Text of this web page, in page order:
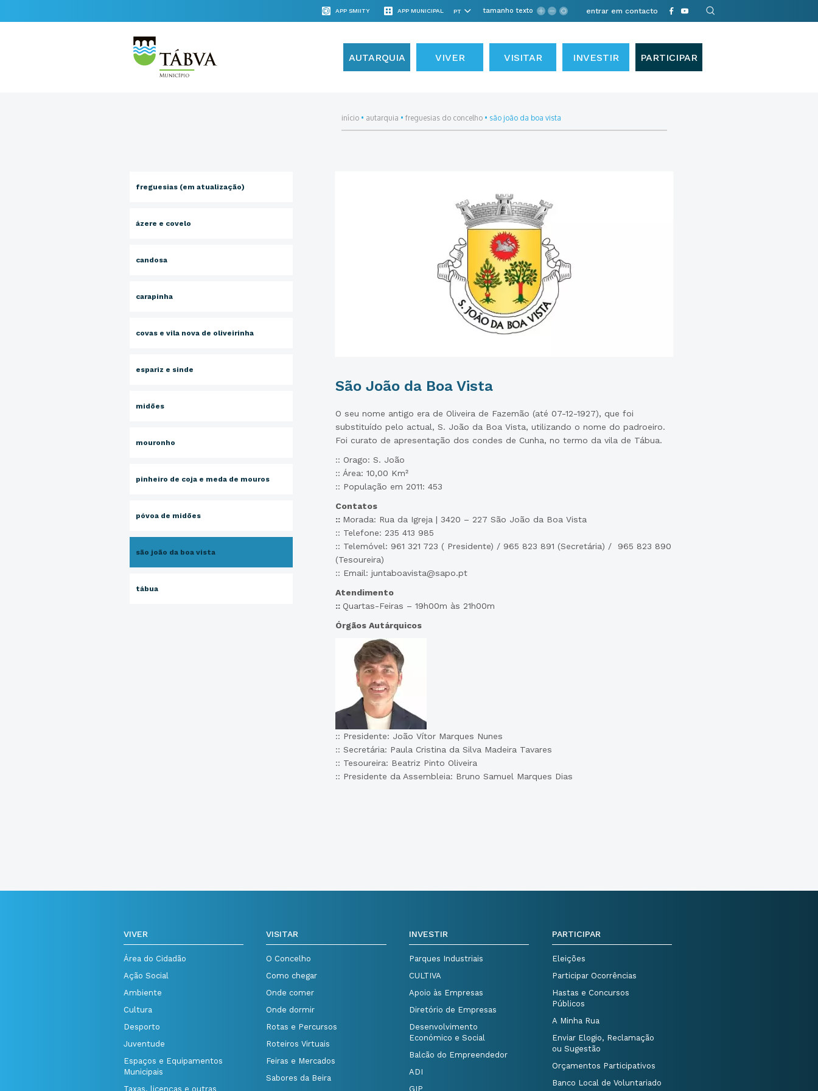
APP SMIITY APP MUNICIPAL tamanho texto entrar em contacto
AUTARQUIA VIVER VISITAR INVESTIR PARTICIPAR
freguesias (em atualização)
ázere e covelo
candosa
carapinha
covas e vila nova de oliveirinha
espariz e sinde
midões
mouronho
pinheiro de coja e meda de mouros
póvoa de midões
são joão da boa vista
tábua
início• autarquia •freguesias do concelho• são joão da boa vista
São João da Boa Vista
O seu nome antigo era de Oliveira de Fazemão (até 07-12-1927), que foi
substituído pelo actual, S. João da Boa Vista, utilizando o nome do padroeiro.
Foi curato de apresentação dos condes de Cunha, no termo da vila de Tábua.
:: Orago: S. João
:: Área: 10,00 Km²
:: População em 2011: 453
Contatos
:: Morada: Rua da Igreja | 3420 – 227 São João da Boa Vista
:: Telefone: 235 413 985
:: Telemóvel: 961 321 723 ( Presidente) / 965 823 891 (Secretária) / 965 823 890
(Tesoureira)
:: Email: juntaboavista@sapo.pt
Atendimento
:: Quartas-Feiras – 19h00m às 21h00m
Órgãos Autárquicos
:: Presidente: João Vítor Marques Nunes
:: Secretária: Paula Cristina da Silva Madeira Tavares
:: Tesoureira: Beatriz Pinto Oliveira
:: Presidente da Assembleia: Bruno Samuel Marques Dias
VIVER
Área do Cidadão
Ação Social
Ambiente
Cultura
Desporto
Juventude
Espaços e Equipamentos
Municipais
Taxas, licenças e outras
VISITAR
O Concelho
Como chegar
Onde comer
Onde dormir
Rotas e Percursos
Roteiros Virtuais
Feiras e Mercados
Sabores da Beira
INVESTIR
Parques Industriais
CULTIVA
Apoio às Empresas
Diretório de Empresas
Desenvolvimento
Económico e Social
Balcão do Empreendedor
ADI
GIP
PARTICIPAR
Eleições
Participar Ocorrências
Hastas e Concursos
Públicos
A Minha Rua
Enviar Elogio, Reclamação
ou Sugestão
Orçamentos Participativos
Banco Local de Voluntariado